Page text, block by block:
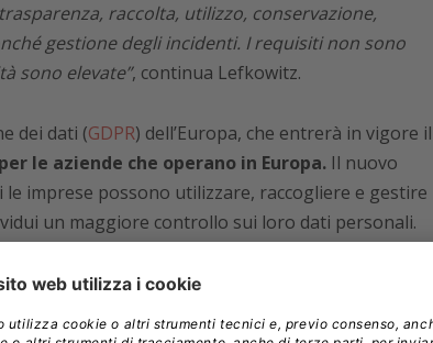
raccolta, utilizzo, conservazione,
gestione degli incidenti. I requisiti non sono
sono elevate”, continua Lefkowitz.
dei dati (GDPR) dell’Europa, che entrerà in vigore il
le aziende che operano in Europa.Il nuovo
imprese possono utilizzare, raccogliere e gestire
un maggiore controllo sui loro dati personali.
per assumere un CPO:potrebbe essere